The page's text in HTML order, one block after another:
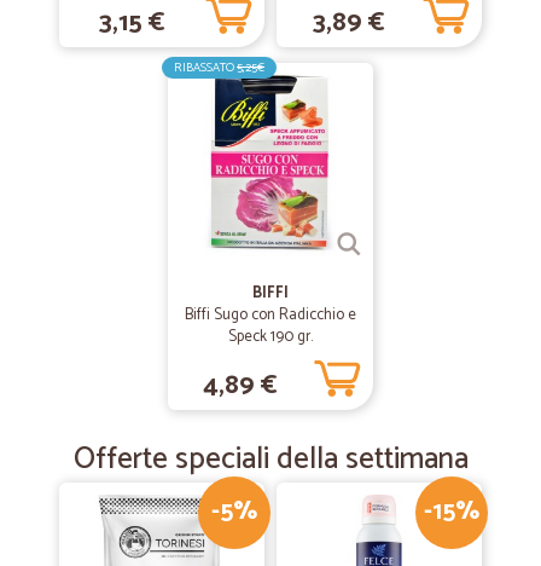
3,15 € 3,89 €
RIBASSATO5,25€
BIFFI
Biffi Sugo con Radicchio e
Speck 190 gr.
4,89 €
Offerte speciali della settimana
-5% -15%